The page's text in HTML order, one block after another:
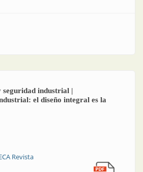
y seguridad industrial |
seguridad industrial |
el diseño integral es la
Revista